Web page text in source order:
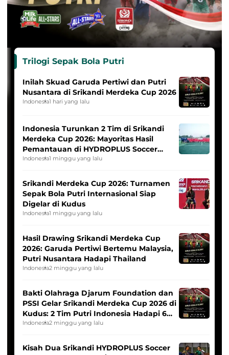
Trilogi Sepak Bola Putri
Inilah Skuad Garuda Pertiwi dan Putri
Nusantara di Srikandi Merdeka Cup 2026
Indonesia1 hari yang lalu
Indonesia Turunkan 2 Tim di Srikandi
Merdeka Cup 2026: Mayoritas Hasil
Pemantauan di HYDROPLUS Soccer
League
Indonesia1 minggu yang lalu
Srikandi Merdeka Cup 2026: Turnamen
Sepak Bola Putri Internasional Siap
Digelar di Kudus
Indonesia1 minggu yang lalu
Hasil Drawing Srikandi Merdeka Cup
2026: Garuda Pertiwi Bertemu Malaysia,
Putri Nusantara Hadapi Thailand
Indonesia2 minggu yang lalu
Bakti Olahraga Djarum Foundation dan
PSSI Gelar Srikandi Merdeka Cup 2026 di
Kudus: 2 Tim Putri Indonesia Hadapi 6
Tim Asia
Indonesia2 minggu yang lalu
Kisah Dua Srikandi HYDROPLUS Soccer